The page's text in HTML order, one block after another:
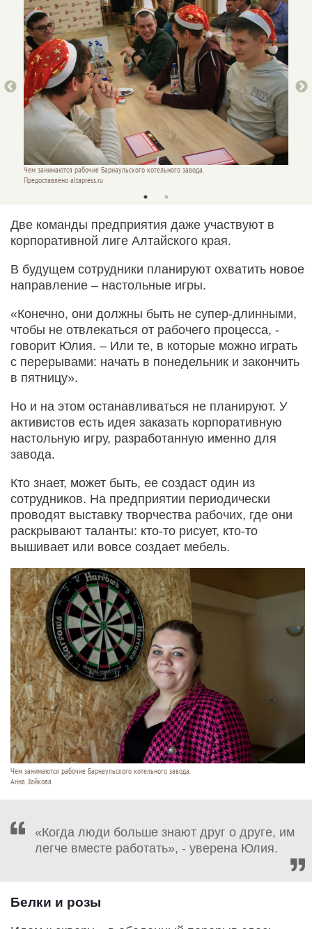
Чем занимаются рабочие Барнаульского котельного завода.
Предоставлено altapress.ru
Две команды предприятия даже участвуют в
корпоративной лиге Алтайского края.
В будущем сотрудники планируют охватить новое
направление – настольные игры.
«Конечно, они должны быть не супер-длинными,
чтобы не отвлекаться от рабочего процесса, -
говорит Юлия. – Или те, в которые можно играть
с перерывами: начать в понедельник и закончить
в пятницу».
Но и на этом останавливаться не планируют. У
активистов есть идея заказать корпоративную
настольную игру, разработанную именно для
завода.
Кто знает, может быть, ее создаст один из
сотрудников. На предприятии периодически
проводят выставку творчества рабочих, где они
раскрывают таланты: кто-то рисует, кто-то
вышивает или вовсе создает мебель.
Чем занимаются рабочие Барнаульского котельного завода.
Анна Зайкова
«Когда люди больше знают друг о друге, им
легче вместе работать», - уверена Юлия.
Белки и розы